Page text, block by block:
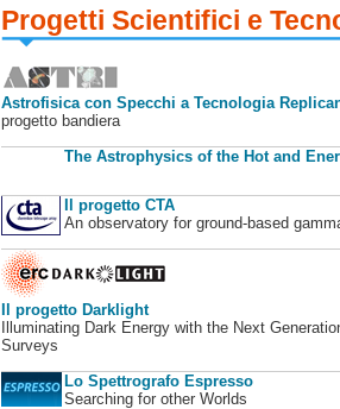
Progetti Scientifici e
Astrofisica con Specchi a Tecnologia
progetto bandiera
The Astrophysics of the Hot and
Il progetto CTA
An observatory for ground-based
Il progetto Darklight
Illuminating Dark Energy with the Next
Surveys
Lo Spettrografo Espresso
Searching for other Worlds